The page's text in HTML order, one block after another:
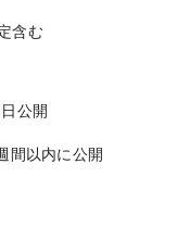
含む
公開
間以内に公開